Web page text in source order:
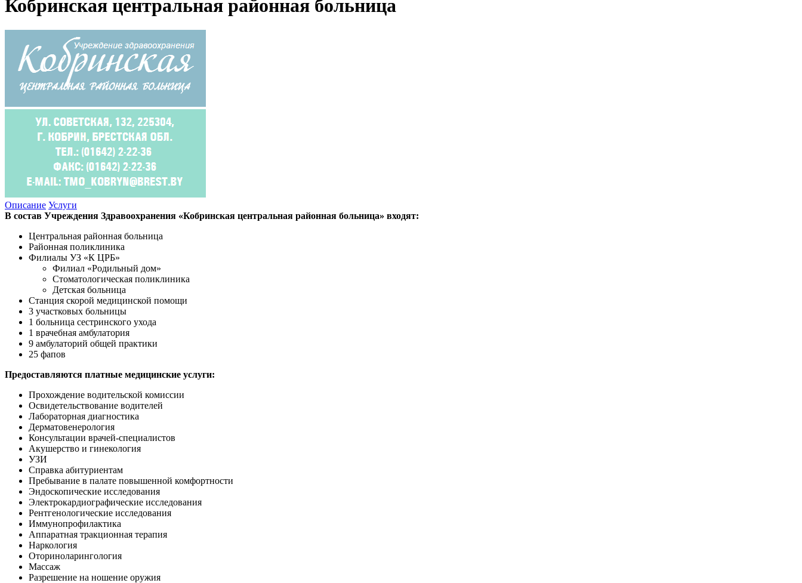
Кобринская центральная районная больница
Описание Услуги
В состав Учреждения Здравоохранения «Кобринская центральная районная больница» входят:
Центральная районная больница
Районная поликлиника
Филиалы УЗ «К ЦРБ»
Филиал «Родильный дом»
Стоматологическая поликлиника
Детская больница
Станция скорой медицинской помощи
3 участковых больницы
1 больница сестринского ухода
1 врачебная амбулатория
9 амбулаторий общей практики
25 фапов
Предоставляются платные медицинские услуги:
Прохождение водительской комиссии
Освидетельствование водителей
Лабораторная диагностика
Дерматовенерология
Консультации врачей-специалистов
Акушерство и гинекология
УЗИ
Справка абитуриентам
Пребывание в палате повышенной комфортности
Эндоскопические исследования
Электрокардиографические исследования
Рентгенологические исследования
Иммунопрофилактика
Аппаратная тракционная терапия
Наркология
Оториноларингология
Массаж
Разрешение на ношение оружия